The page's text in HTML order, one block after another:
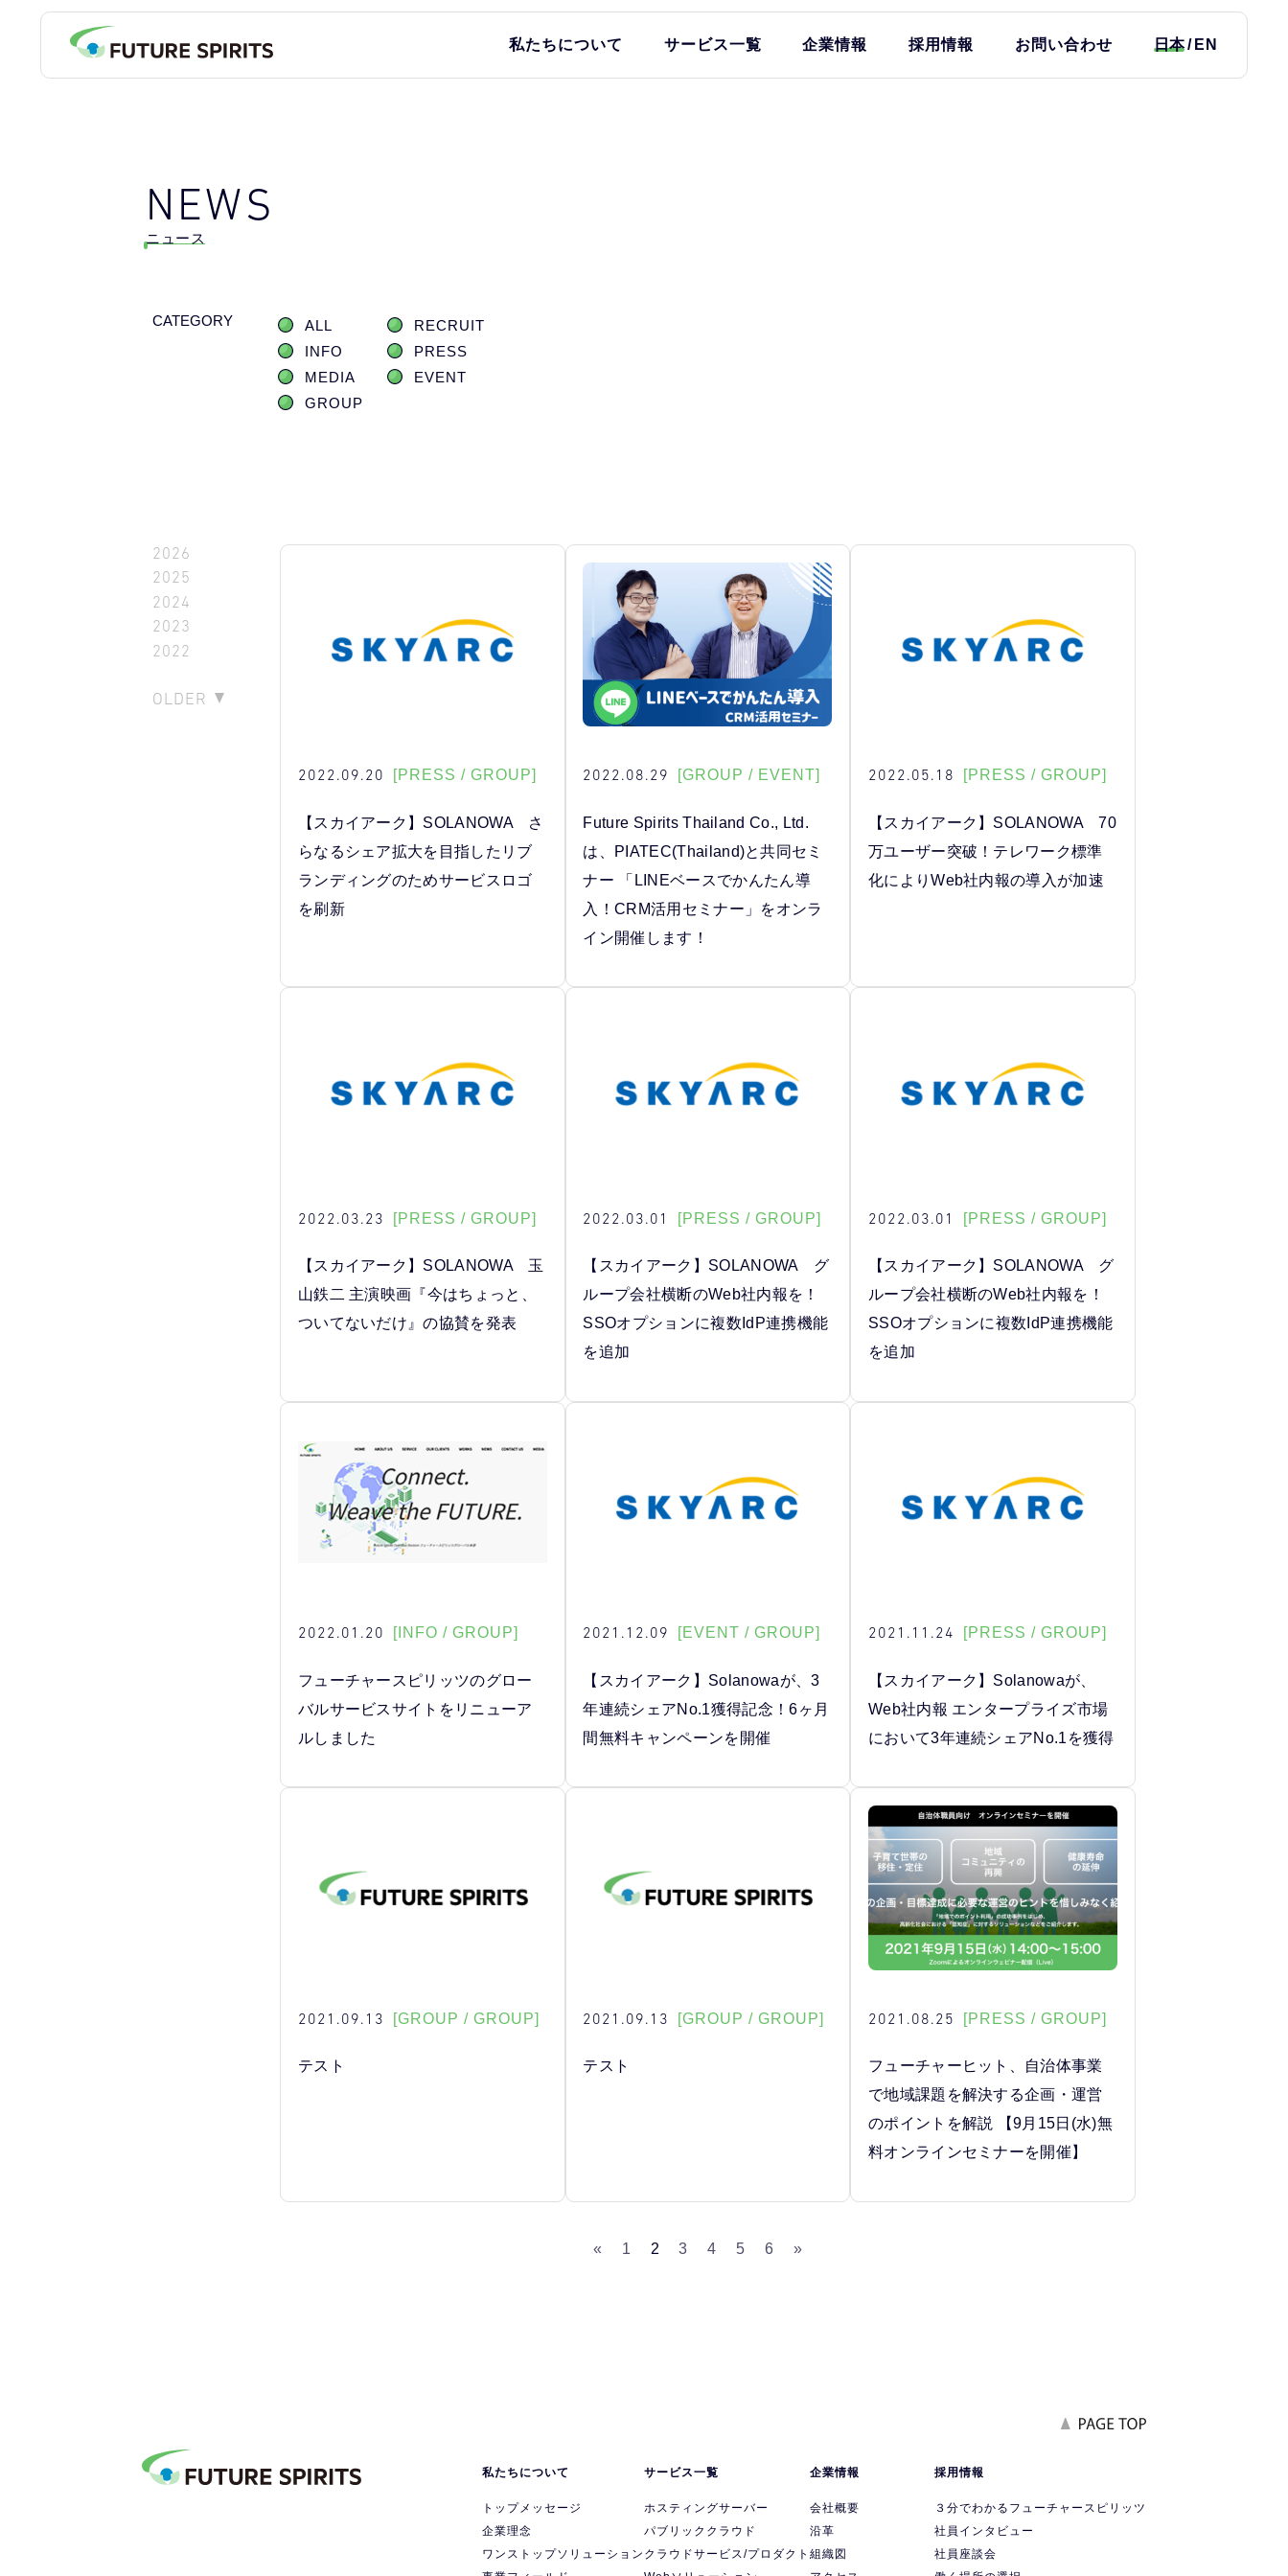
私たちについて サービス一覧 企業情報 採用情報 お問い合わせ 日本 EN
NEWS
ニュース
CATEGORY ALL
RECRUIT
INFO
PRESS
MEDIA
EVENT
GROUP
2026
2025
2024
2023
2022
OLDER
2022.09.20 [PRESS / GROUP]
【スカイアーク】SOLANOWA さ
らなるシェア拡大を目指したリブ
ランディングのためサービスロゴ
を刷新
2022.08.29 [GROUP / EVENT]
Future Spirits Thailand Co., Ltd.
は、PIATEC(Thailand)と共同セミ
ナー 「LINEベースでかんたん導
入！CRM活用セミナー」をオンラ
イン開催します！
2022.05.18 [PRESS / GROUP]
【スカイアーク】SOLANOWA 70
万ユーザー突破！テレワーク標準
化によりWeb社内報の導入が加速
2022.03.23 [PRESS / GROUP]
【スカイアーク】SOLANOWA 玉
山鉄二 主演映画『今はちょっと、
ついてないだけ』の協賛を発表
2022.03.01 [PRESS / GROUP]
【スカイアーク】SOLANOWA グ
ループ会社横断のWeb社内報を！
SSOオプションに複数IdP連携機能
を追加
2022.03.01 [PRESS / GROUP]
【スカイアーク】SOLANOWA グ
ループ会社横断のWeb社内報を！
SSOオプションに複数IdP連携機能
を追加
2022.01.20 [INFO / GROUP]
フューチャースピリッツのグロー
バルサービスサイトをリニューア
ルしました
2021.12.09 [EVENT / GROUP]
【スカイアーク】Solanowaが、3
年連続シェアNo.1獲得記念！6ヶ月
間無料キャンペーンを開催
2021.11.24 [PRESS / GROUP]
【スカイアーク】Solanowaが、
Web社内報 エンタープライズ市場
において3年連続シェアNo.1を獲得
2021.09.13 [GROUP / GROUP]
テスト
2021.09.13 [GROUP / GROUP]
テスト
2021.08.25 [PRESS / GROUP]
フューチャーヒット、自治体事業
で地域課題を解決する企画・運営
のポイントを解説 【9月15日(水)無
料オンラインセミナーを開催】
« 1 2 3 4 5 6 »
私たちについて
トップメッセージ
企業理念
ワンストップソリューション
サービス一覧
ホスティングサーバー
パブリッククラウド
クラウドサービス/プロダクト
企業情報
会社概要
沿革
組織図
採用情報
３分でわかるフューチャースピリッツ
社員インタビュー
社員座談会